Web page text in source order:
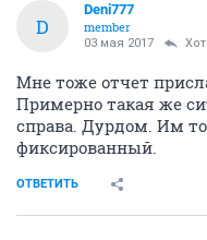
D
Deni777
member
03 мая 2017
Мне тоже отчет
Примерно такая же
справа. Дурдом. Им
фиксированный.
ОТВЕТИТЬ